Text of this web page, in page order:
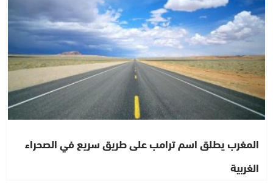
المغرب يطلق اسم ترامب على طريق سريع في الصحراء
الغربية